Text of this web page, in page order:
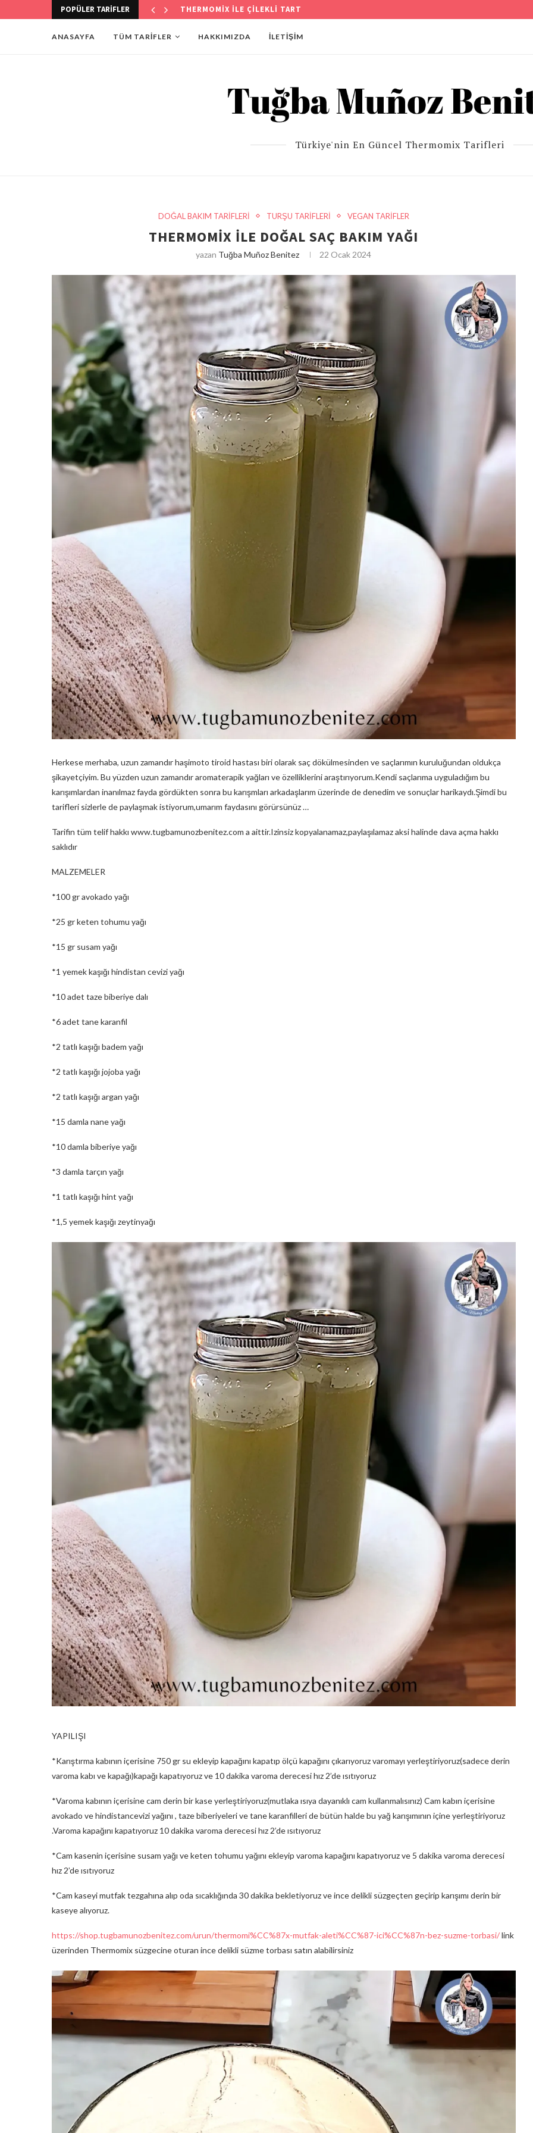
POPÜLER TARIFLER THERMOMİX İLE KÖSTEBEK PASTA TARİFİ
ANASAYFA TÜM TARİFLER HAKKIMIZDA İLETIŞIM
Türkiye'nin En Güncel Thermomix Tarifleri
DOĞAL BAKIM TARİFLERİ TURŞU TARİFLERİ VEGAN TARİFLER
THERMOMİX İLE DOĞAL SAÇ BAKIM YAĞI
yazan Tuğba Muñoz Benitez 22 Ocak 2024
Herkese merhaba, uzun zamandır haşimoto tiroid hastası biri olarak saç dökülmesinden ve saçlarımın kuruluğundan oldukça
şikayetçiyim. Bu yüzden uzun zamandır aromaterapik yağları ve özelliklerini araştırıyorum.Kendi saçlarıma uyguladığım bu
karışımlardan inanılmaz fayda gördükten sonra bu karışmları arkadaşlarım üzerinde de denedim ve sonuçlar harikaydı.Şimdi bu
tarifleri sizlerle de paylaşmak istiyorum,umarım faydasını görürsünüz …
Tarifin tüm telif hakkı www.tugbamunozbenitez.com a aittir.Izinsiz kopyalanamaz,paylaşılamaz aksi halinde dava açma hakkı
saklıdır
MALZEMELER
*100 gr avokado yağı
*25 gr keten tohumu yağı
*15 gr susam yağı
*1 yemek kaşığı hindistan cevizi yağı
*10 adet taze biberiye dalı
*6 adet tane karanfil
*2 tatlı kaşığı badem yağı
*2 tatlı kaşığı jojoba yağı
*2 tatlı kaşığı argan yağı
*15 damla nane yağı
*10 damla biberiye yağı
*3 damla tarçın yağı
*1 tatlı kaşığı hint yağı
*1,5 yemek kaşığı zeytinyağı
YAPILIŞI
*Karıştırma kabının içerisine 750 gr su ekleyip kapağını kapatıp ölçü kapağını çıkarıyoruz varomayı yerleştiriyoruz(sadece derin
varoma kabı ve kapağı)kapağı kapatıyoruz ve 10 dakika varoma derecesi hız 2’de ısıtıyoruz
*Varoma kabının içerisine cam derin bir kase yerleştiriyoruz(mutlaka ısıya dayanıklı cam kullanmalısınız) Cam kabın içerisine
avokado ve hindistancevizi yağını , taze biberiyeleri ve tane karanfilleri de bütün halde bu yağ karışımının içine yerleştiriyoruz
.Varoma kapağını kapatıyoruz 10 dakika varoma derecesi hız 2’de ısıtıyoruz
*Cam kasenin içerisine susam yağı ve keten tohumu yağını ekleyip varoma kapağını kapatıyoruz ve 5 dakika varoma derecesi
hız 2’de ısıtıyoruz
*Cam kaseyi mutfak tezgahına alıp oda sıcaklığında 30 dakika bekletiyoruz ve ince delikli süzgeçten geçirip karışımı derin bir
kaseye alıyoruz.
https://shop.tugbamunozbenitez.com/urun/thermomi%CC%87x-mutfak-aleti%CC%87-ici%CC%87n-bez-suzme-torbasi/link
üzerinden Thermomix süzgecine oturan ince delikli süzme torbası satın alabilirsiniz